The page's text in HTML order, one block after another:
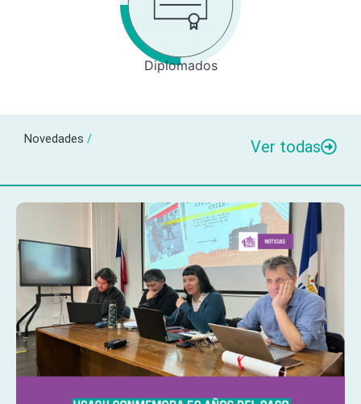
Diplomados
Novedades / Ver todas